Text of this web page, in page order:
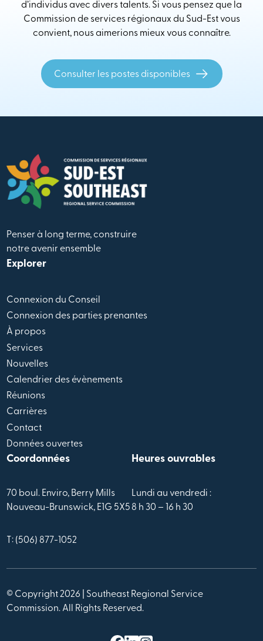
d’individus avec divers talents. Si vous pensez que la
Commission de services régionaux du Sud-Est vous
convient, nous aimerions mieux vous connaître.
Consulter les postes disponibles
Penser à long terme, construire
notre avenir ensemble
Explorer
Connexion du Conseil
Connexion des parties prenantes
À propos
Services
Nouvelles
Calendrier des évènements
Réunions
Carrières
Contact
Données ouvertes
Coordonnées
70 boul. Enviro, Berry Mills
Nouveau-Brunswick, E1G 5X5
T: (506) 877-1052
Heures ouvrables
Lundi au vendredi :
8 h 30 – 16 h 30
© Copyright 2026 | Southeast Regional Service
Commission. All Rights Reserved.